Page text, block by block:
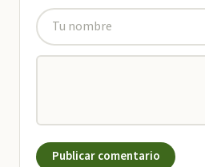
Publicar comentario